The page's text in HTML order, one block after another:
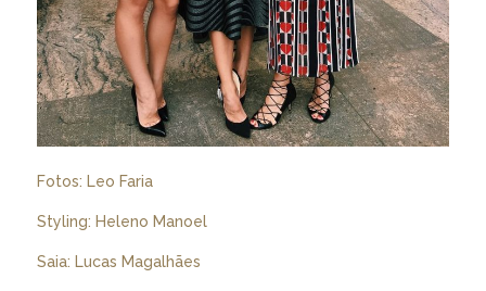
Fotos: Leo Faria
Styling: Heleno Manoel
Saia: Lucas Magalhães